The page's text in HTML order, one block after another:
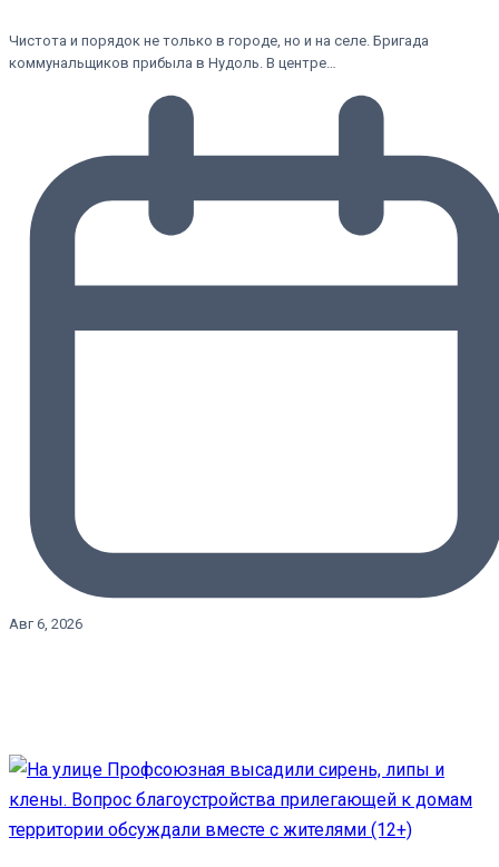
Чистота и порядок не только в городе, но и на селе. Бригада
коммунальщиков прибыла в Нудоль. В центре…
Авг 6, 2026